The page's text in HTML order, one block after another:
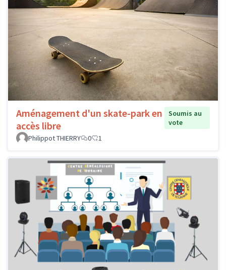
Aménagement d'un skate-park en
accès libre
Soumis au
vote
Philippot THIERRY
0 1